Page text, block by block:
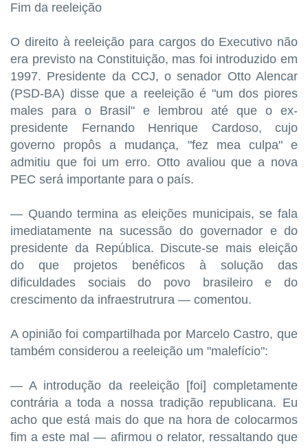
Fim da reeleição
O direito à reeleição para cargos do Executivo não
era previsto na Constituição, mas foi introduzido em
1997. Presidente da CCJ, o senador Otto Alencar
(PSD-BA) disse que a reeleição é "um dos piores
males para o Brasil" e lembrou até que o ex-
presidente Fernando Henrique Cardoso, cujo
governo propôs a mudança, "fez mea culpa" e
admitiu que foi um erro. Otto avaliou que a nova
PEC será importante para o país.
— Quando termina as eleições municipais, se fala
imediatamente na sucessão do governador e do
presidente da República. Discute-se mais eleição
do que projetos benéficos à solução das
dificuldades sociais do povo brasileiro e do
crescimento da infraestrutrura — comentou.
A opinião foi compartilhada por Marcelo Castro, que
também considerou a reeleição um "malefício":
— A introdução da reeleição [foi] completamente
contrária a toda a nossa tradição republicana. Eu
acho que está mais do que na hora de colocarmos
fim a este mal — afirmou o relator, ressaltando que